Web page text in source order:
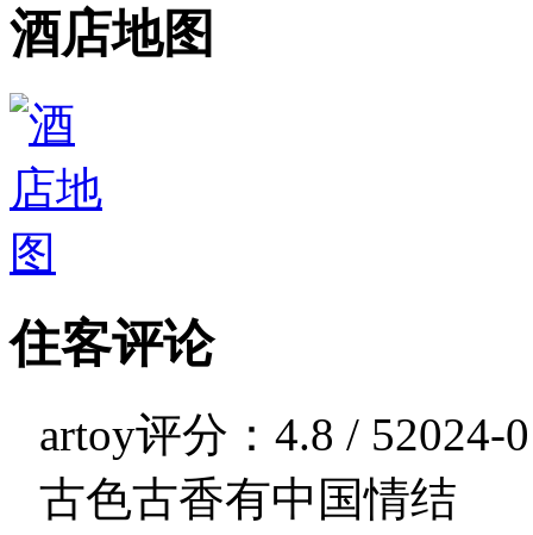
酒店地图
住客评论
artoy评分：4.8 / 52024-
古色古香有中国情结